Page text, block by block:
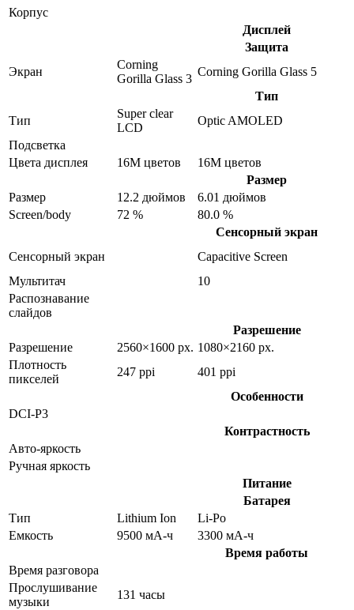
Корпус
Дисплей
Защита
Экран
Corning
Gorilla Glass 3
Corning Gorilla Glass 5
Тип
Тип
Super clear
LCD
Optic AMOLED
Подсветка
Цвета дисплея
16M цветов
16M цветов
Размер
Размер
12.2 дюймов
6.01 дюймов
Screen/body
72 %
80.0 %
Сенсорный экран
Сенсорный экран
Capacitive Screen
Мультитач
10
Распознавание
слайдов
Разрешение
Разрешение
2560×1600 px. 1080×2160 px.
Плотность
пикселей
247 ppi
401 ppi
Особенности
DCI-P3
Контрастность
Авто-яркость
Ручная яркость
Питание
Батарея
Тип
Lithium Ion
Li-Po
Емкость
9500 мА-ч
3300 мА-ч
Время работы
Время разговора
Прослушивание
музыки
131 часы